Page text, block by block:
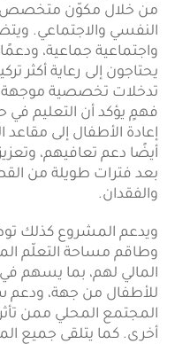
من خلال مكوّن متخصص
النفسي والاجتماعي.
واجتماعية جماعية،
يحتاجون إلى رعاية أكثر
تدخلات تخصصية
فهمٍ يؤكد أن التعليم في
إعادة الأطفال إلى
أيضًا دعم تعافيهم،
بعد فترات طويلة من
والفقدان.
ويدعم المشروع كذلك
وطاقم مساحة التعلّم
المالي لهم، بما يسهم
للأطفال من جهة،
المجتمع المحلي ممن
أخرى. كما يتلقى جميع